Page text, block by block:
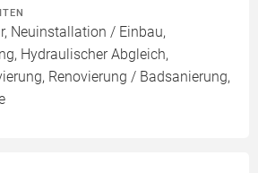
Neuinstallation / Einbau,
Hydraulischer Abgleich,
Renovierung / Badsanierung,